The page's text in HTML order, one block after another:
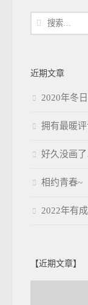
搜
索：
近期文章
2020年冬
拥有最暖评
好久没画
相约青春~
2022年有
【近期文章】